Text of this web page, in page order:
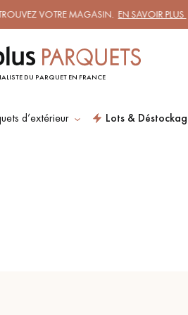
VOTRE MAGASIN.EN SAVOIR PLUS|
DU PARQUET EN FRANCE
d’extérieur Lots &
PLUS